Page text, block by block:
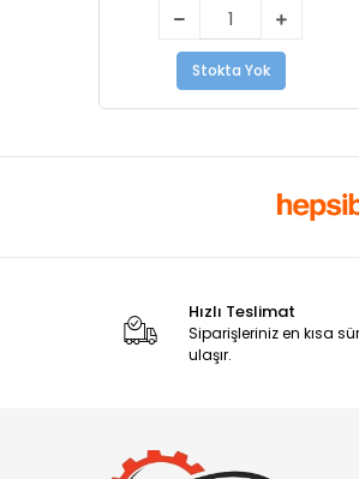
Stokta Yok
Hızlı Teslimat
Siparişleriniz en kısa
ulaşır.